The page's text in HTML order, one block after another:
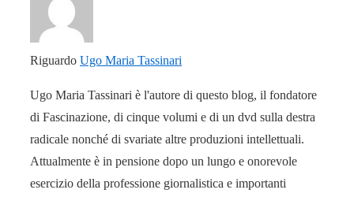
Riguardo Ugo Maria Tassinari
Ugo Maria Tassinari è l'autore di questo blog, il fondatore
di Fascinazione, di cinque volumi e di un dvd sulla destra
radicale nonché di svariate altre produzioni intellettuali.
Attualmente è in pensione dopo un lungo e onorevole
esercizio della professione giornalistica e importanti